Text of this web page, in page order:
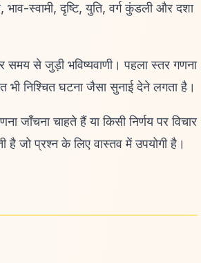
भाव-स्वामी, दृष्टि, युति, वर्ग कुंडली और दशा
से जुड़ी भविष्यवाणी। पहला स्तर गणना
भी निश्चित घटना जैसा सुनाई देने लगता है।
चाहते हैं या किसी निर्णय पर विचार
है जो प्रश्न के लिए वास्तव में उपयोगी है।